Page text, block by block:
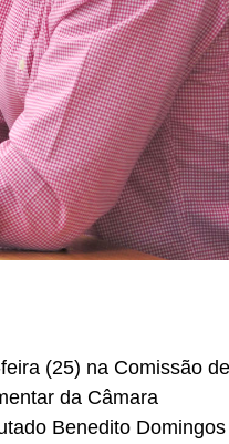
(25) na Comissão de
da Câmara
Benedito Domingos